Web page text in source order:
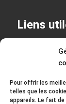
Pour offrir les
telles que les
appareils. Le fait
Liens
Mentions
+ Politique